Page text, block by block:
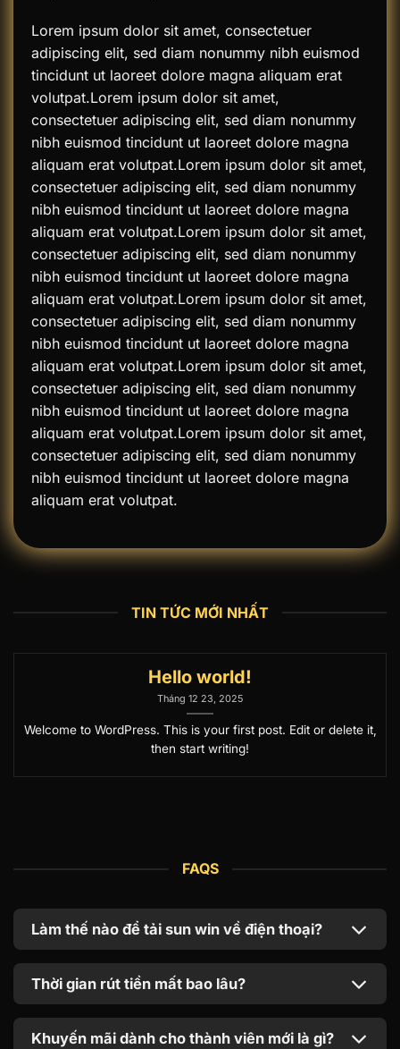
Lorem ipsum dolor sit amet, consectetuer
adipiscing elit, sed diam nonummy nibh euismod
tincidunt ut laoreet dolore magna aliquam erat
volutpat.Lorem ipsum dolor sit amet,
consectetuer adipiscing elit, sed diam nonummy
nibh euismod tincidunt ut laoreet dolore magna
aliquam erat volutpat.Lorem ipsum dolor sit amet,
consectetuer adipiscing elit, sed diam nonummy
nibh euismod tincidunt ut laoreet dolore magna
aliquam erat volutpat.Lorem ipsum dolor sit amet,
consectetuer adipiscing elit, sed diam nonummy
nibh euismod tincidunt ut laoreet dolore magna
aliquam erat volutpat.Lorem ipsum dolor sit amet,
consectetuer adipiscing elit, sed diam nonummy
nibh euismod tincidunt ut laoreet dolore magna
aliquam erat volutpat.Lorem ipsum dolor sit amet,
consectetuer adipiscing elit, sed diam nonummy
nibh euismod tincidunt ut laoreet dolore magna
aliquam erat volutpat.Lorem ipsum dolor sit amet,
consectetuer adipiscing elit, sed diam nonummy
nibh euismod tincidunt ut laoreet dolore magna
aliquam erat volutpat.
TIN TỨC MỚI NHẤT
Hello world!
Tháng 12 23, 2025
Welcome to WordPress. This is your first post. Edit or delete it,
then start writing!
FAQS
Làm thế nào để tải sun win về điện thoại?
Thời gian rút tiền mất bao lâu?
Khuyến mãi dành cho thành viên mới là gì?